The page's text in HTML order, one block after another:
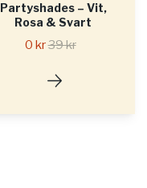
Partyshades – Vit,
Rosa & Svart
0 kr39 kr